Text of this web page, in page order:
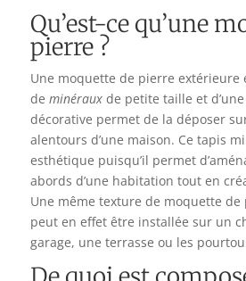
Qu’est-ce qu’une
pierre ?
Une moquette de pierre extérieure
de minérauxde petite taille et d’une
décorative permet de la déposer
alentours d’une maison. Ce tapis
esthétique puisqu’il permet
abords d’une habitation tout en
Une même texture de moquette
peut en effet être installée sur un
garage, une terrasse ou les